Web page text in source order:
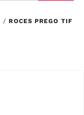
/ROCES PREGO TIF